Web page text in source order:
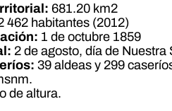
681.20 km2
462 habitantes (2012)
1 de octubre 1859
2 de agosto, día de Nuestra
39 aldeas y 299
de altura.